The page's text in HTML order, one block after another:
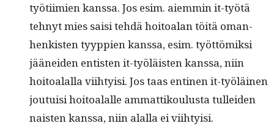
työti­imien kanssa. Jos esim. aiem­min it-työtä
tehnyt mies saisi tehdä hoitoalan töitä oman­
henkisten tyyp­pi­en kanssa, esim. työt­tömik­si
jäänei­den entis­ten it-työläis­ten kanssa, niin
hoitoalal­la viihty­isi. Jos taas enti­nen it-työläi­nen
jou­tu­isi hoitoalalle ammat­tik­oulus­ta tullei­den
nais­ten kanssa, niin alal­la ei viihtyisi.